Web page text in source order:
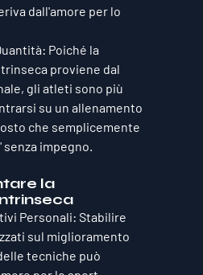
dall'amore per lo
: Poiché la
proviene dal
gli atleti sono più
su un allenamento
che semplicemente
impegno.
la
Personali: Stabilire
sul miglioramento
tecniche può